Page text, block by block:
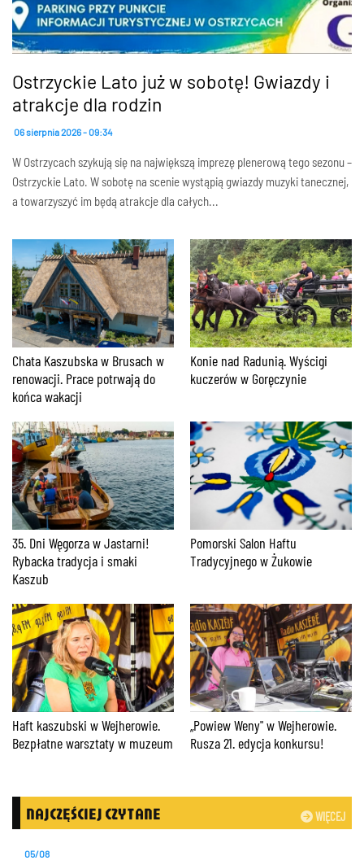
Ostrzyckie Lato już w sobotę! Gwiazdy i
atrakcje dla rodzin
06 sierpnia 2026 - 09:34
W Ostrzycach szykują się na największą imprezę plenerową tego sezonu –
Ostrzyckie Lato. W sobotę na scenie wystąpią gwiazdy muzyki tanecznej,
a towarzyszyć im będą atrakcje dla całych...
Chata Kaszubska w Brusach w
renowacji. Prace potrwają do
końca wakacji
Konie nad Radunią. Wyścigi
kuczerów w Goręczynie
35. Dni Węgorza w Jastarni!
Rybacka tradycja i smaki
Kaszub
Pomorski Salon Haftu
Tradycyjnego w Żukowie
Haft kaszubski w Wejherowie.
Bezpłatne warsztaty w muzeum
„Powiew Weny" w Wejherowie.
Rusza 21. edycja konkursu!
WIĘCEJ
NAJCZĘŚCIEJ CZYTANE
05/08